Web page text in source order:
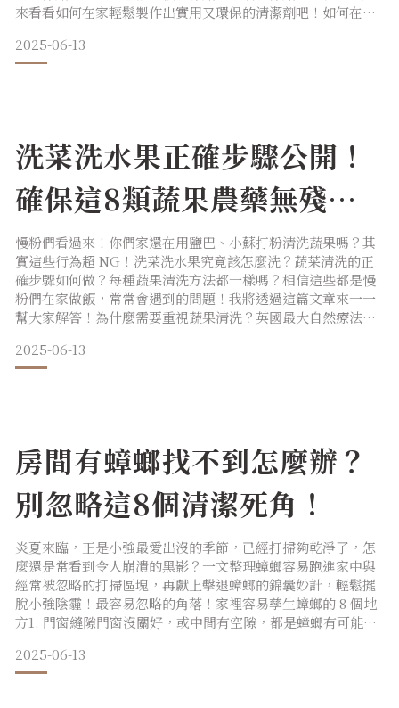
來看看如何在家輕鬆製作出實用又環保的清潔劑吧！如何在家
料：白醋、水和精油（可選）。將白醋和水按 1:1 的比例混
合。如有需要，加入幾滴精油，讓清潔劑散發出宜人的香氣。
2025-06-13
洗菜洗水果正確步驟公開！
確保這8類蔬果農藥無殘留
的秘訣
慢粉們看過來！你們家還在用鹽巴、小蘇打粉清洗蔬果嗎？其
實這些行為超 NG！洗菜洗水果究竟該怎麼洗？蔬菜清洗的正
確步驟如何做？每種蔬果清洗方法都一樣嗎？相信這些都是慢
粉們在家做飯，常常會遇到的問題！我將透過這篇文章來一一
幫大家解答！為什麼需要重視蔬果清洗？英國最大自然療法訓
洗，即使只是將蔬果放在水龍頭下沖洗幾秒鐘，也是相當必要
的！由於農作物表面通常被噴灑有毒化學物質，若不使用適當
2025-06-13
房間有蟑螂找不到怎麼辦？
別忽略這8個清潔死角！
炎夏來臨，正是小強最愛出沒的季節，已經打掃夠乾淨了，怎
麼還是常看到令人崩潰的黑影？一文整理蟑螂容易跑進家中與
經常被忽略的打掃區塊，再獻上擊退蟑螂的錦囊妙計，輕鬆擺
脫小強陰霾！最容易忽略的角落！家裡容易孳生蟑螂的 8 個地
方1. 門窗縫隙門窗沒關好，或中間有空隙，都是蟑螂有可能見
空隙，都是很重要的防蟑必備訣竅之一。2. 水管管道或排水口
不知道大家是不是也跟我一樣，明明門窗都已緊密，卻仍對發
2025-06-13